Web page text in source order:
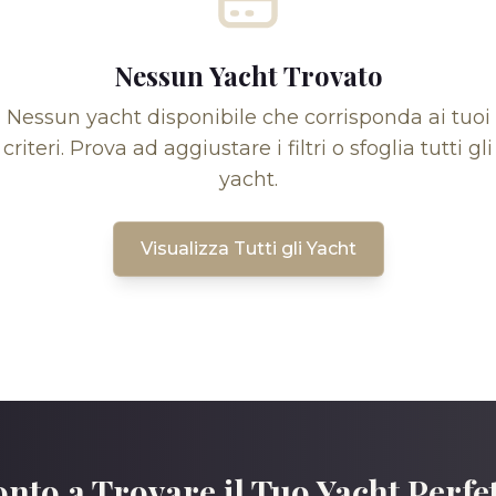
Nessun Yacht Trovato
Nessun yacht disponibile che corrisponda ai tuoi
criteri. Prova ad aggiustare i filtri o sfoglia tutti gli
yacht.
Visualizza Tutti gli Yacht